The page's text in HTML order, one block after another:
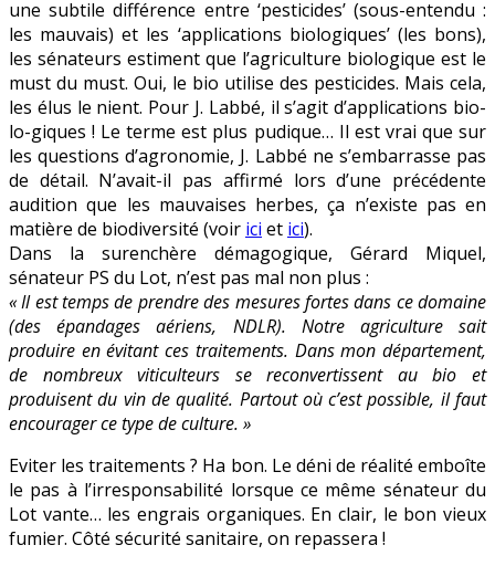
une subtile différence entre ‘pesticides’ (sous-entendu :
les mauvais) et les ‘applications biologiques’ (les bons),
les sénateurs estiment que l’agriculture biologique est le
must du must. Oui, le bio utilise des pesticides. Mais cela,
les élus le nient. Pour J. Labbé, il s’agit d’applications bio-
lo-giques ! Le terme est plus pudique… Il est vrai que sur
les questions d’agronomie, J. Labbé ne s’embarrasse pas
de détail. N’avait-il pas affirmé lors d’une précédente
audition que les mauvaises herbes, ça n’existe pas en
matière de biodiversité (voir ici et ici).
Dans la surenchère démagogique, Gérard Miquel,
sénateur PS du Lot, n’est pas mal non plus :
« Il est temps de prendre des mesures fortes dans ce domaine
(des épandages aériens, NDLR). Notre agriculture sait
produire en évitant ces traitements. Dans mon département,
de nombreux viticulteurs se reconvertissent au bio et
produisent du vin de qualité. Partout où c’est possible, il faut
encourager ce type de culture. »
Eviter les traitements ? Ha bon. Le déni de réalité emboîte
le pas à l’irresponsabilité lorsque ce même sénateur du
Lot vante… les engrais organiques. En clair, le bon vieux
fumier. Côté sécurité sanitaire, on repassera !